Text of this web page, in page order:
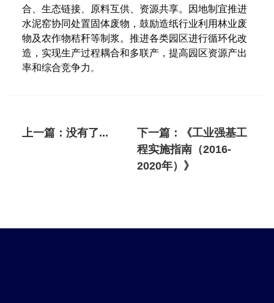
合、生态链接、原料互供、资源共享。因地制宜推进
水泥窑协同处置固体废物，鼓励造纸行业利用林业废
物及农作物秸秆等制浆。推进各类园区进行循环化改
造，实现生产过程耦合和多联产，提高园区资源产出
率和综合竞争力 。
上一篇： 没有了... 下一篇：
《工业强基工
程实施指南（2016-
2020年）》